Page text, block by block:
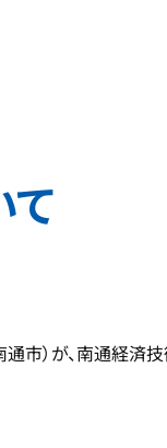
通市）が、南通経